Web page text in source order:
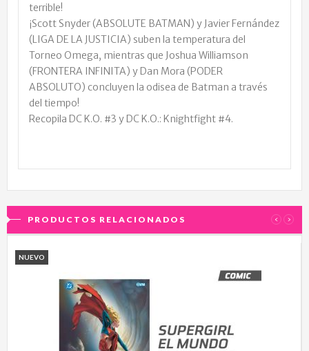
terrible!
¡Scott Snyder (ABSOLUTE BATMAN) y Javier Fernández
(LIGA DE LA JUSTICIA) suben la temperatura del
Torneo Omega, mientras que Joshua Williamson
(FRONTERA INFINITA) y Dan Mora (PODER
ABSOLUTO) concluyen la odisea de Batman a través
del tiempo!
Recopila DC K.O. #3 y DC K.O.: Knightfight #4.
PRODUCTOS RELACIONADOS ‹ ›
NUEVO